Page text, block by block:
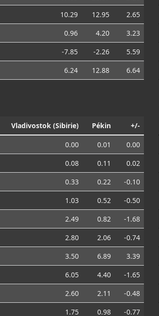
10.29 12.95
2.65
0.96 4.20
3.23
-7.85 -2.26
5.59
6.24 12.88 6.64
Vladivostok (Sibirie) Pékin +/-
0.00 0.01
0.00
0.08 0.11
0.02
0.33 0.22
-0.10
1.03 0.52
-0.50
2.49 0.82
-1.68
2.80 2.06
-0.74
3.50 6.89
3.39
6.05 4.40
-1.65
2.60 2.11
-0.48
1.75 0.98 -0.77